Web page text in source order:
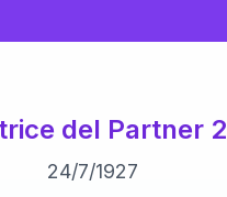
del Partner 2
24/7/1927